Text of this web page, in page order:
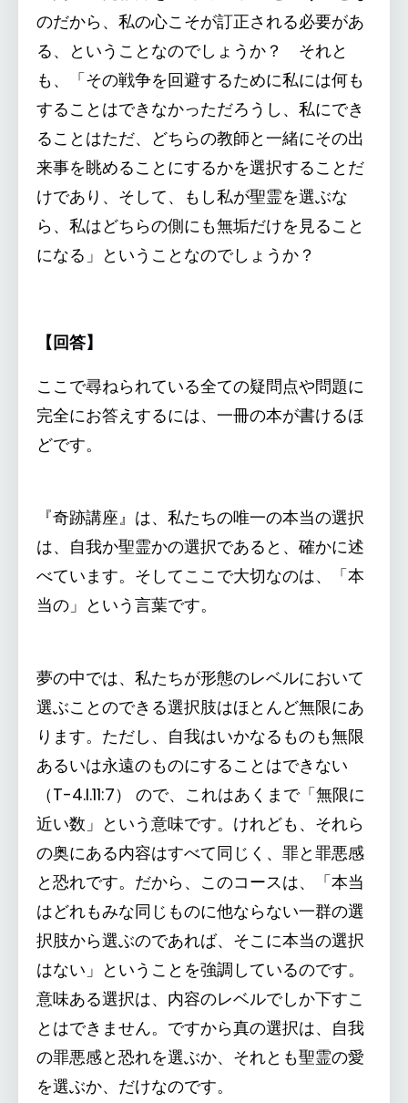
のだから、私の心こそが訂正される必要があ
る、ということなのでしょうか？ それと
も、「その戦争を回避するために私には何も
することはできなかっただろうし、私にでき
ることはただ、どちらの教師と一緒にその出
来事を眺めることにするかを選択することだ
けであり、そして、もし私が聖霊を選ぶな
ら、私はどちらの側にも無垢だけを見ること
になる」ということなのでしょうか？
【回答】
ここで尋ねられている全ての疑問点や問題に
完全にお答えするには、一冊の本が書けるほ
どです。
『奇跡講座』は、私たちの唯一の本当の選択
は、自我か聖霊かの選択であると、確かに述
べています。そしてここで大切なのは、「本
当の」という言葉です。
夢の中では、私たちが形態のレベルにおいて
選ぶことのできる選択肢はほとんど無限にあ
ります。ただし、自我はいかなるものも無限
あるいは永遠のものにすることはできない
（T-4.I.11:7） ので、これはあくまで「無限に
近い数」という意味です。けれども、それら
の奥にある内容はすべて同じく、罪と罪悪感
と恐れです。だから、このコースは、「本当
はどれもみな同じものに他ならない一群の選
択肢から選ぶのであれば、そこに本当の選択
はない」ということを強調しているのです。
意味ある選択は、内容のレベルでしか下すこ
とはできません。ですから真の選択は、自我
の罪悪感と恐れを選ぶか、それとも聖霊の愛
を選ぶか、だけなのです。